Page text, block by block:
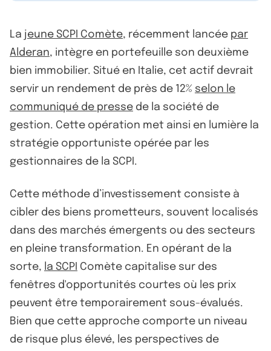
La jeune SCPI Comète, récemment lancée par
Alderan, intègre en portefeuille son deuxième
bien immobilier. Situé en Italie, cet actif devrait
servir un rendement de près de 12% selon le
communiqué de presse de la société de
gestion. Cette opération met ainsi en lumière la
stratégie opportuniste opérée par les
gestionnaires de la SCPI.
Cette méthode d’investissement consiste à
cibler des biens prometteurs, souvent localisés
dans des marchés émergents ou des secteurs
en pleine transformation. En opérant de la
sorte, la SCPI Comète capitalise sur des
fenêtres d'opportunités courtes où les prix
peuvent être temporairement sous-évalués.
Bien que cette approche comporte un niveau
de risque plus élevé, les perspectives de